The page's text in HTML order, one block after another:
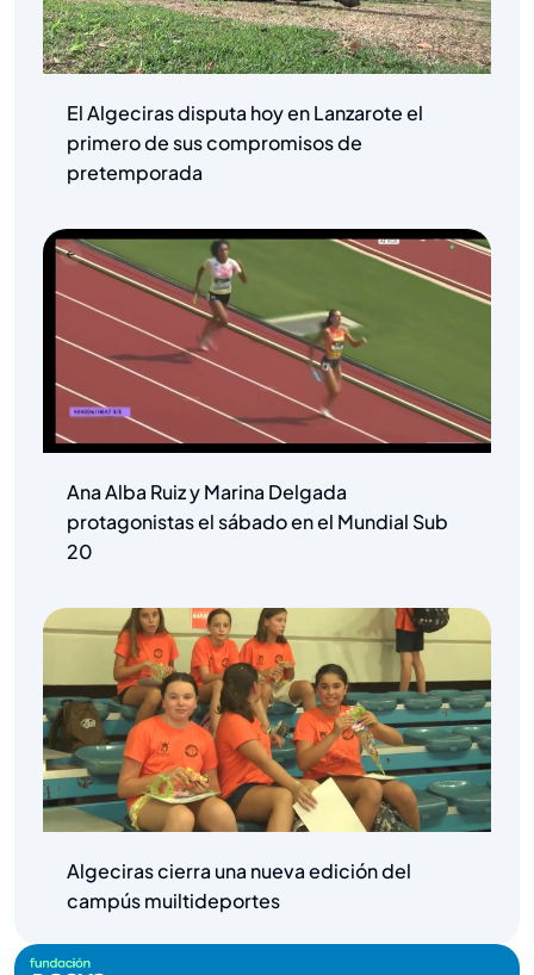
El Algeciras disputa hoy en Lanzarote el
primero de sus compromisos de
pretemporada
Ana Alba Ruiz y Marina Delgada
protagonistas el sábado en el Mundial Sub
20
Algeciras cierra una nueva edición del
campús muiltideportes